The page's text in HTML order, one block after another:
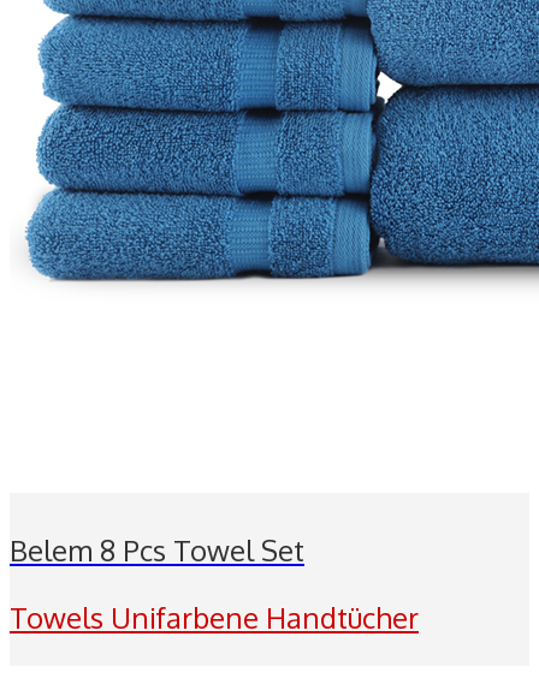
Belem 8 Pcs Towel Set
Towels Unifarbene Handtücher